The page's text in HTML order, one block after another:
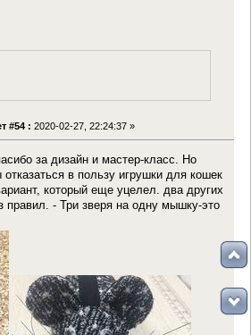
#54 : 2020-02-27, 22:24:37 »
за дизайн и мастер-класс. Но
в пользу игрушки для кошек
который еще уцелел. два других
правил. - Три зверя на одну мышку-это